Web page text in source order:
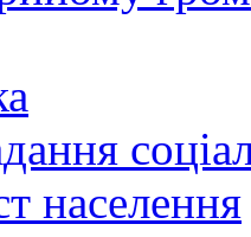
населення